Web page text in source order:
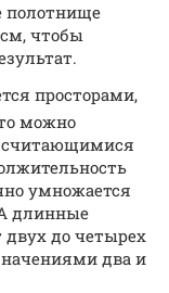
полотнище
чтобы
просторами,
можно
считающимися
умножается
длинные
двух до четырех
два и